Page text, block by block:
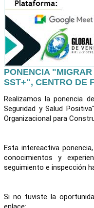
PONENCIA
SST+", CENTRO DE
Realizamos la ponencia
Seguridad y Salud
Organizacional para
Esta intereactiva
conocimientos y
seguimiento e inspección
Si no tuviste la